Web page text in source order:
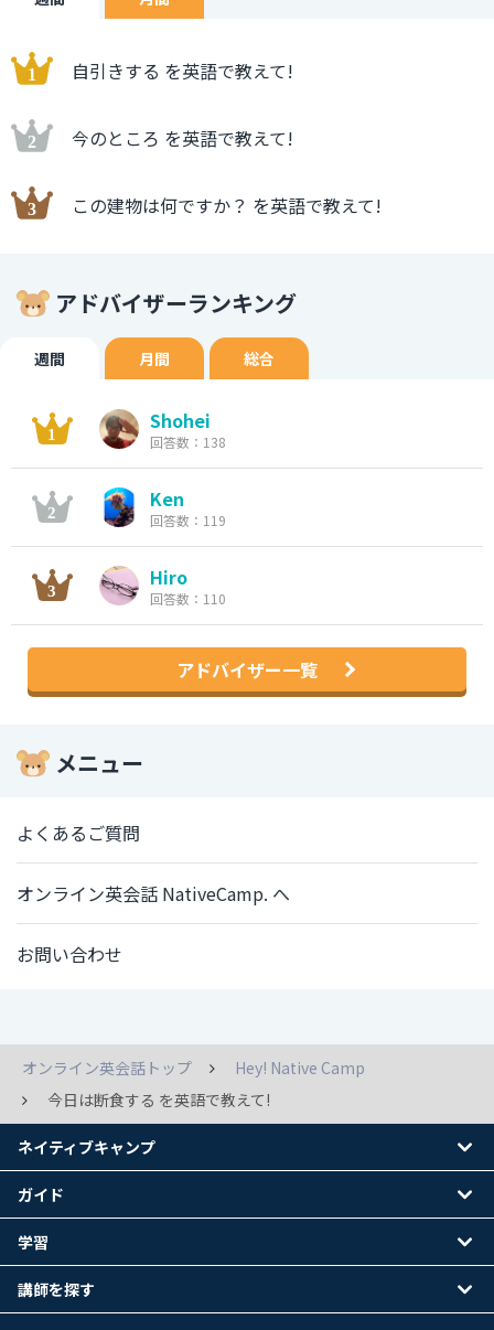
自引きする を英語で教えて!
今のところ を英語で教えて!
この建物は何ですか？ を英語で教えて!
アドバイザーランキング
週間 月間 総合
Shohei
回答数：138
Ken
回答数：119
Hiro
回答数：110
アドバイザー一覧
メニュー
よくあるご質問
オンライン英会話 NativeCamp. へ
お問い合わせ
オンライン英会話トップ
Hey! Native Camp
今日は断食する を英語で教えて!
ネイティブキャンプ
ガイド
学習
講師を探す